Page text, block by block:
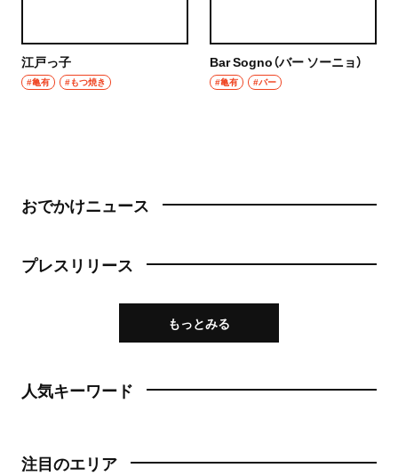
江戸っ子
#亀有 #もつ焼き
Bar Sogno（バー ソーニョ）
#亀有 #バー
おでかけニュース
プレスリリース
もっとみる
人気キーワード
注目のエリア